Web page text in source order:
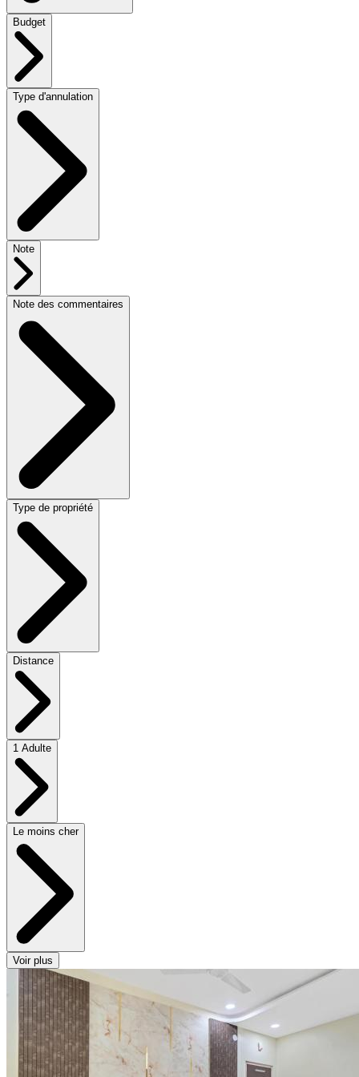
Budget
Type d'annulation
Note
Note des commentaires
Type de propriété
Distance
1 Adulte
Le moins cher
Voir plus